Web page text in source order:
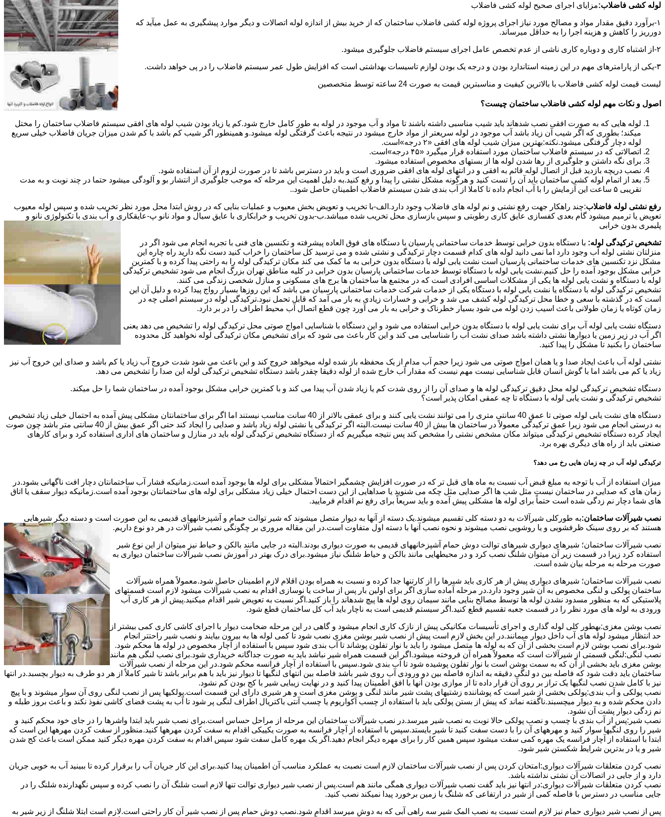
لوله کشی فاضلاب:مزایای اجرای صحیح لوله کشی فاضلاب
۱-برآورد دقیق مقدار مواد و مصالح مورد نیاز اجرای پروژه لوله کشی فاضلاب ساختمان که از خرید بیش از اندازه لوله اتصالات و دیگر موارد پیشگیری به عمل میآید که
دورریز را کاهش و هزینه اجرا را به حداقل میرساند.
۲-از اشتباه کاری و دوباره کاری ناشی از عدم تخصص عامل اجرای سیستم فاضلاب جلوگیری میشود.
۳-یکی از پارامترهای مهم در این زمینه استاندارد بودن و درجه یک بودن لوازم تاسیسات بهداشتی است که افزایش طول عمر سیستم فاضلاب را در پی خواهد داشت.
لیست قیمت لوله کشی فاضلاب با بالاترین کیفیت و مناسبترین قیمت به صورت 24 ساعته توسط متخصصین
اصول و نکات مهم لوله کشی فاضلاب ساختمان چیست؟
لوله هایی که به صورت افقی نصب شدهاند باید شیب مناسبی داشته باشند تا مواد و آب موجود در لوله به طور کامل خارج شود.کم یا زیاد بودن شیب لوله های افقی سیستم فاضلاب ساختمان را مختل
میکند؛ بطوری که اگر شیب آن زیاد باشد آب موجود در لوله سریعتر از مواد خارج میشود در نتیجه باعث گرفتگی لوله میشود.و همینطور اگر شیب کم باشد با کم شدن میزان جریان فاضلاب خیلی سریع
لوله دچار گرفتگی میشود.نکته:بهترین میزان شیب لوله های افقی «۲ درجه»است.
اتصالاتی که در سیستم فاضلاب ساختمان مورد استفاده قرار میگیرد «۴۵ درجه»است.
برای نگه داشتن و جلوگیری از رها شدن لوله ها از بستهای مخصوص استفاده میشود.
نصب دریچه بازدید قبل از اتصال لوله قائم به افقی و در انتهای لوله های افقی ضروری است و باید در دسترس باشد تا در صورت لزوم از آن استفاده شود.
بعد از اتمام لوله کشی ساختمان باید آن را تست کنید و هرگونه مشکل نشتی را پیدا و رفع کنید.به دلیل اهمیت این مرحله که موجب جلوگیری از انتشار بو و آلودگی میشود حتما در چند نوبت و به مدت
تقریبی ۵ ساعت این آزمایش را با آب انجام داده تا کاملا از آب بندی شدن سیستم فاضلاب اطمینان حاصل شود..
رفع نشتی لوله فاضلاب:چند راهکار جهت رفع نشتی و نم لوله های فاضلاب وجود دارد.الف-با تخریب و تعویض بخش معیوب و عملیات بنایی که در روش ابتدا محل مورد نظر تخریب شده و سپس لوله معیوب
تعویض یا ترمیم میشود گام بعدی کفسازی عایق کاری رطوبتی و سپس بازسازی محل تخریب شده میباشد.ب-بدون تخریب و خرابکاری با عایق سیال و مواد نانو پ-عایقکاری و آب بندی با تکنولوژی نانو و
پلیمری بدون خرابی
تشخیص ترکیدگی لوله: با دستگاه بدون خرابی توسط خدمات ساختمانی پارسیان با دستگاه های فوق العاده پیشرفته و تکنسین های فنی با تجربه انجام می شود اگر در
منزلتان نشتی لوله آب وجود دارد اما نمی دانید لوله های کدام قسمت دچار ترکیدگی و نشتی شده و می ترسید کل ساختمان را خراب کنید دست نگه دارید راه چاره این
مشکل نزد تکنسین های خدمات ساختمانی پارسیان است نشت یابی لوله با دستگاه بدون خرابی به ما کمک می کند مکان ترکیدگی لوله را به راحتی پیدا کرده و با کمترین
خرابی مشکل بوجود آمده را حل کنیم.نشت یابی لوله با دستگاه توسط خدمات ساختمانی پارسیان بدون خرابی در کلیه مناطق تهران بزرگ انجام می شود تشخیص ترکیدگی
لوله با دستگاه و نشت یابی لوله ها یکی از مشکلات اساسی افرادی است که در مجتمع ها ساختمان ها برج های مسکونی و منازل شخصی زندگی می کنند.
تشخیص ترکیدگی لوله با دستگاه یا نشت یابی لوله با دستگاه یکی از خدمات شرکت خدمات ساختمانی پارسیان می باشد که این روزها بسیار رواج پیدا کرده و دلیل آن این
است که در گذشته با سعی و خطا محل ترکیدگی لوله کشف می شد و خرابی و خسارات زیادی به بار می آمد که قابل تحمل نبود.ترکیدگی لوله در سیستم اصلی چه در
زمان کوتاه یا زمان طولانی باعث اسیب زدن لوله می شود بسیار خطرناک و خرابی به بار می آورد چون قطع اتصال آب محیط اطراف را در بر دارد.
دستگاه نشت یابی لوله آب برای نشت یابی لوله با دستگاه بدون خرابی استفاده می شود و این دستگاه با شناسایی امواج صوتی محل ترکیدگی لوله را تشخیص می دهد یعنی
اگر آب در زیر زمین یا دیوارها نشتی داشته باشد صدای نشت آب را شناسایی می کند و این کار باعث می شود که برای تشخیص مکان ترکیدگی لوله نخواهید کل محدوده
ساختمان را بکنید تا مشکل را پیدا کنید.
نشتی لوله آب باعث ایجاد صدا و یا همان امواج صوتی می شود زیرا حجم آب مدام از یک محفظه باز شده لوله میخواهد خروج کند و این باعث می شود شدت خروج آب زیاد یا کم باشد و صدای این خروج آب نیز
زیاد یا کم می باشد اما با گوش انسان قابل شناسایی نیست مهم نیست که مقدار آب خارج شده از لوله دقیقا چقدر باشد دستگاه تشخیص ترکیدگی لوله این صدا را تشخیص می دهد.
دستگاه تشخیص ترکیدگی لوله محل دقیق ترکیدگی لوله ها و صدای آن را از روی شدت کم یا زیاد شدن آب پیدا می کند و با کمترین خرابی مشکل بوجود آمده در ساختمان شما را حل میکند.
تشخیص ترکیدگی و نشت یابی لوله با دستگاه تا چه عمقی امکان پذیر است؟
دستگاه های نشت یابی لوله صوتی تا عمق 40 سانتی متری را می توانند نشت یابی کنند و برای عمقی بالاتر از 40 سانت مناسب نیستند اما اگر برای ساختمانتان مشکلی پیش آمده به احتمال خیلی زیاد تشخیص
به درستی انجام می شود زیرا عمق ترکیدگی معمولاً در ساختمان ها بیش از 40 سانت نیست.البته اگر ترکیدگی یا نشتی لوله زیاد باشد و صدایی را ایجاد کند حتی اگر عمق بیش از 40 سانتی متر باشد چون صوت
ایجاد کرده دستگاه تشخیص ترکیدگی میتواند مکان مشخص نشتی را مشخص کند پس نتیجه میگیریم که از دستگاه تشخیص ترکیدگی لوله باید در منازل و ساختمان های اداری استفاده کرد و برای کارهای
صنعتی باید از راه های دیگری بهره برد.
ترکیدگی لوله آب در چه زمان هایی رخ می دهد؟
میزان استفاده از آب با توجه به مبلغ قبض آب نسبت به ماه های قبل تر که در صورت افزایش چشمگیر احتمالاً مشکلی برای لوله ها بوجود آمده است.زمانیکه فشار آب ساختمانتان دچار افت ناگهانی بشود.در
زمان های که صدایی در ساختمان نیست مثل شب ها اگر صدایی مثل چکه می شنوید یا صداهایی از این دست احتمال خیلی زیاد مشکلی برای لوله های ساختمانتان بوجود آمده است.زمانیکه دیوار سقف یا اتاق
های شما دچار نم زدگی شده است حتماً برای لوله ها مشکلی پیش آمده و باید سریعاً برای رفع نم اقدام فرمایید.
نصب شیرآلات ساختمان:به طورکلی شیرآلات به دو دسته کلی تقسیم میشوند.یک دسته از آنها به دیوار متصل میشوند که شیر توالت حمام و آشپزخانههای قدیمی به این صورت است و دسته دیگر شیرهایی
هستند که بر روی سینک ظرفشویی و یا روشویی نصب میشوند و نحوه نصب آنها با دسته اول متفاوت است.در این مقاله مروری بر چگونگی نصب شیرآلات در هر دو نوع داریم.
نصب شیرآلات ساختمان؛ شیرهای دیواری شیرهای توالت دوش حمام آشپزخانههای قدیمی به صورت دیواری بودند.البته در جایی مانند بالکن و حیاط نیز میتوان از این نوع شیر
استفاده کرد زیرا در قسمت زیر آن میتوان شلنگ نصب کرد و در محیطهایی مانند بالکن و حیاط شلنگ نیاز میشود.برای درک بهتر در آموزش نصب شیرآلات ساختمان دیواری به
صورت مرحله به مرحله بیان شده است.
نصب شیرآلات ساختمان؛ شیرهای دیواری پیش از هر کاری باید شیرها را از کارتنها جدا کرده و نسبت به همراه بودن اقلام لازم اطمینان حاصل شود.معمولاً همراه شیرآلات
ساختمان پولکی و لنگی مخصوص به آن شیر وجود دارد.در مرحله آماده سازی اگر برای اولین بار پس از ساخت یا نوسازی اقدام به نصب شیرآلات میشود لازم است قسمتهای
پلاستیکی که به منظور مسدود نشدن لوله ها توسط مصالح بنایی مانند سیمان روی لوله ها پیچ شدهاند را باز کنید.اگر نسبت به تعویض شیر اقدام میکنید.پیش از هر کاری آب
ورودی به لوله های مورد نظر را در قسمت جعبه تقسیم قطع کنید.اگر سیستم قدیمی است به ناچار باید آب کل ساختمان قطع شود.
نصب بوشن مغزی:بهطور کلی لوله گذاری و اجرای تأسیسات مکانیکی پیش از نازک کاری انجام میشود و گاهی در این مرحله ضخامت دیوار با اجرای کاشی کاری کمی بیشتر از
حد انتظار میشود لوله های آب داخل دیوار میمانند.در این بخش لازم است پیش از نصب شیر بوشن مغزی نصب شود تا کمی لوله ها به بیرون بیایند و نصب شیر راحتتر انجام
شود.برای نصب بوشن لازم است بخشی از آن که به لوله ها متصل میشود را باید با نوار تفلون پوشاند تا آب بندی شود سپس با استفاده از آچار مخصوص در لوله ها محکم شود.
نصب لنگی:لنگی قسمتی از شیرآلات است که معمولاً همراه آن فروخته میشود.اگر این قسمت همراه شیر نباشد باید به صورت جداگانه خریداری شود.برای نصب لنگی هم مانند
بوشن مغزی باید بخشی از آن که به سمت بوشن است با نوار تفلون پوشیده شود تا آب بندی شود.سپس با استفاده از آچار فرانسه محکم شود.در این مرحله از نصب شیرآلات
ساختمان باید دقت شود که فاصله بین دو لنگی دقیقه به اندازه فاصله بین دو ورودی آب روی شیر باشد فاصله بین انتهای لنگیها تا دیوار نیز باید با هم برابر باشد تا شیر کاملاً از هر دو طرف به دیوار بچسبد.در انتها
نیز با کامل شدن نصب لنگیها یک تراز بر روی آن قرار داده تا از موازی بودن آنها با افق اطمینان پیدا کنید و در نهایت زیبایی شیر با کج بودن کم نشود.
نصب پولکی و آب بندی:پولکی بخشی از شیر است که پوشاننده زشتیهای پشت شیر مانند لنگی و بوشن مغزی است و هر شیری دارای این قسمت است.پولکیها پس از نصب لنگی روی آن سوار میشوند و با پیچ
دادن محکم شده و به دیوار میچسبند.ناگفته نماند که پیش از بستن پولکی باید با استفاده از چسب آکواریوم یا چسب آنتی باکتریال اطراف لنگی پر شود تا آب به پشت فضای کاشی نفوذ نکند و باعث بروز طبله و
نم زدگی دیوار پشت آن نشود.
نصب شیر:پس از آب بندی با چسب و نصب پولکی حالا نوبت به نصب شیر میرسد.در نصب شیرآلات ساختمان این مرحله از مراحل حساس است.برای نصب شیر باید ابتدا واشرها را در جای خود محکم کنید و
شیر را روی لنگیها سوار کنید و مهرههای آن را با دست سفت کنید تا شیر بایستد.سپس با استفاده از آچار فرانسه به صورت یکییکی اقدام به سفت کردن مهرهها کنید.منظور از سفت کردن مهرهها این است که
ابتدا با استفاده از آچار فرانسه یک مهره کمی سفت میشود سپس همین کار را برای مهره دیگر انجام دهید.اگر یک مهره کامل سفت شود سپس اقدام به سفت کردن مهره دیگر کنید ممکن است باعث کج شدن
شیر و یا در بدترین شرایط شکستن شیر شود.
نصب کردن متعلقات شیرآلات دیواری:امتحان کردن پس از نصب شیرآلات ساختمان لازم است نصبت به عملکرد مناسب آن اطمینان پیدا کنید.برای این کار جریان آب را برقرار کرده تا ببینید آب به خوبی جریان
دارد و از جایی در اتصالات آن نشتی نداشته باشد.
نصب کردن متعلقات شیرآلات دیواری:در انتها نیز باید گفت نصب شیرآلات دیواری همگی مانند هم است.پس از نصب شیر دیواری توالت تنها لازم است شلنگ آن را نصب کرده و سپس نگهدارنده شلنگ را در
جایی مناسب در دسترس با فاصله کمی از شیر در ارتفاعی که شلنگ با زمین برخورد پیدا نمیکند نصب کنید.
پس از نصب شیر دیواری حمام نیز لازم است نسبت به نصب المک شیر سه راهی آبی که به دوش میرسد اقدام شود.نصب دوش حمام پس از نصب شیر آن کار راحتی است.لازم است ابتلا شلنگ از زیر شیر به